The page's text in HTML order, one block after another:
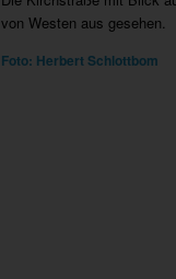
von Westen aus gesehen.
Foto: Herbert Schlottbom